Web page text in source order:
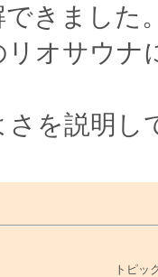
きました
オサウナ
を説明し
トピッ